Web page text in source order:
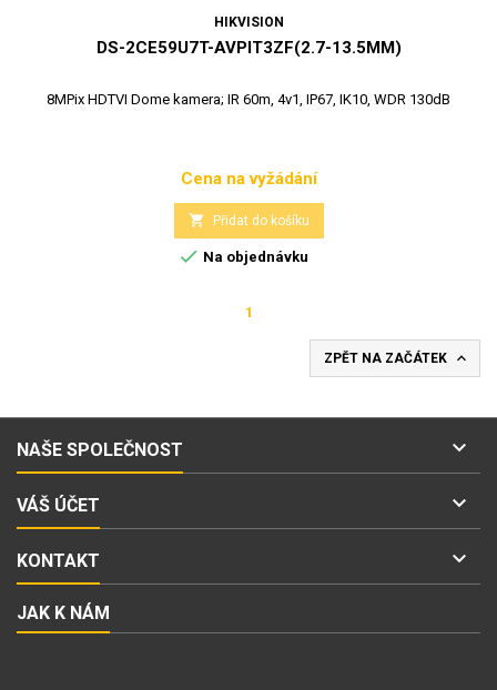
HIKVISION
DS-2CE59U7T-AVPIT3ZF(2.7-13.5MM)
8MPix HDTVI Dome kamera; IR 60m, 4v1, IP67, IK10, WDR 130dB
Cena
Cena na vyžádání
 Přidat do košíku
 Na objednávku
1
ZPĚT NA ZAČÁTEK 
NAŠE SPOLEČNOST 
VÁŠ ÚČET 
KONTAKT 
JAK K NÁM